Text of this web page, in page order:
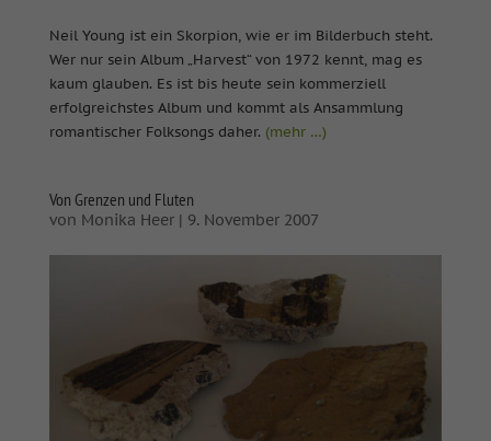
Neil Young ist ein Skorpion, wie er im Bilderbuch steht.
Wer nur sein Album „Harvest“ von 1972 kennt, mag es
kaum glauben. Es ist bis heute sein kommerziell
erfolgreichstes Album und kommt als Ansammlung
romantischer Folksongs daher. (mehr …)
Von Grenzen und Fluten
von Monika Heer| 9. November 2007